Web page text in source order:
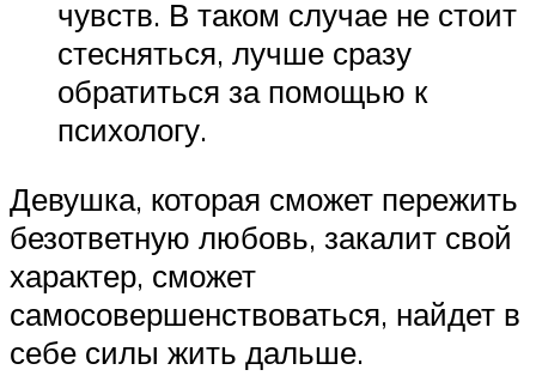
чувств. В таком случае не стоит
стесняться, лучше сразу
обратиться за помощью к
психологу.
Девушка, которая сможет пережить
безответную любовь, закалит свой
характер, сможет
самосовершенствоваться, найдет в
себе силы жить дальше.